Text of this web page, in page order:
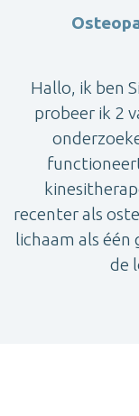
Hallo, ik ben
probeer ik 2
recenter als
lichaam als één
de